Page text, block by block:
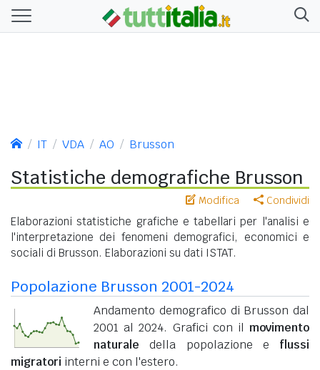
IT VDA AO Brusson
Statistiche demografiche Brusson
Modifica Condividi
Elaborazioni statistiche grafiche e tabellari per l'analisi e
l'interpretazione dei fenomeni demografici, economici e
sociali di Brusson. Elaborazioni su dati ISTAT.
Popolazione Brusson 2001-2024
Andamento demografico di Brusson dal
2001 al 2024. Grafici con il movimento
naturale della popolazione e flussi
migratori interni e con l'estero.